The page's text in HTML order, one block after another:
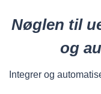
Nøglen til
og
Integrer og